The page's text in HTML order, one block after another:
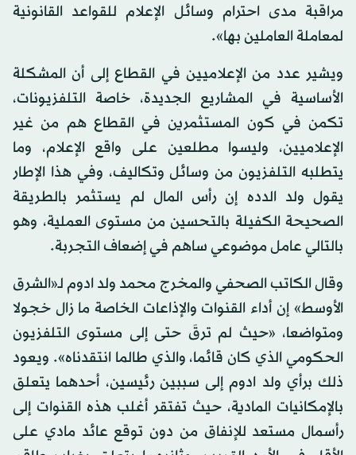
مراقبة مدى احترام وسائل الإعلام للقواعد القانونية
لمعاملة العاملين بها».
ويشير عدد من الإعلاميين في القطاع إلى أن المشكلة
الأساسية في المشاريع الجديدة، خاصة التلفزيونات،
تكمن في كون المستثمرين في القطاع هم من غير
الإعلاميين، وليسوا مطلعين على واقع الإعلام، وما
يتطلبه التلفزيون من وسائل وتكاليف، وفي هذا الإطار
يقول ولد الدده إن رأس المال لم يستثمر بالطريقة
الصحيحة الكفيلة بالتحسين من مستوى العملية، وهو
بالتالي عامل موضوعي ساهم في إضعاف التجربة.
وقال الكاتب الصحفي والمخرج محمد ولد ادوم لـ«الشرق
الأوسط» إن أداء القنوات والإذاعات الخاصة ما زال خجولا
ومتواضعا، «حيث لم ترقَ حتى إلى مستوى التلفزيون
الحكومي الذي كان قائما، والذي طالما انتقدناه». ويعود
ذلك برأي ولد ادوم إلى سببين رئيسين، أحدهما يتعلق
بالإمكانيات المادية، حيث تفتقر أغلب هذه القنوات إلى
رأسمال مستعد للإنفاق من دون توقع عائد مادي على